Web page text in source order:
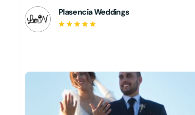
Plasencia Weddings